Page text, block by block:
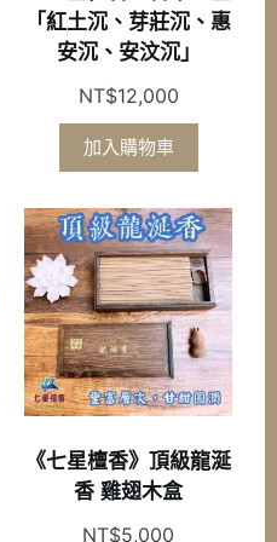
「紅土沉、芽莊沉、惠
安沉、安汶沉」
NT$12,000
加入購物車
《七星檀香》頂級龍涎
香 雞翅木盒
NT$5,000